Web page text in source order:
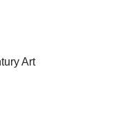
Art